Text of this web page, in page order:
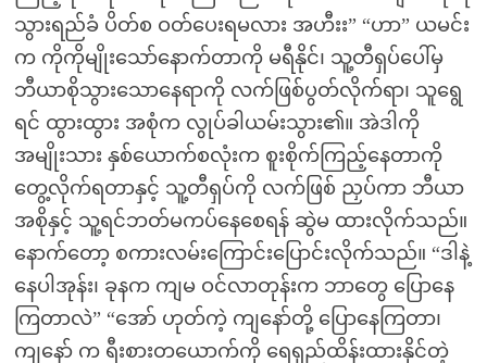
သွားရည်ခံ ပိတ်စ ဝတ်ပေးရမလား အဟီးး” “ဟာ” ယမင်း
က ကိုကိုမျိုးသော်နောက်တာကို မရီနိုင်၊ သူ့တီရှပ်ပေါ်မှ
ဘီယာစိုသွားသောနေရာကို လက်ဖြစ်ပွတ်လိုက်ရာ၊ သူရွေ
ရင် ထွားထွား အစုံက လွုပ်ခါယမ်းသွား၏။ အဲဒါကို
အမျိုးသား နှစ်ယောက်စလုံးက စူးစိုက်ကြည့်နေတာကို
တွေ့လိုက်ရတာနှင့် သူ့တီရှပ်ကို လက်ဖြစ် ညှပ်ကာ ဘီယာ
အစိုနှင့် သူ့ရင်ဘတ်မကပ်နေစေရန် ဆွဲမ ထားလိုက်သည်။
နောက်တော့ စကားလမ်းကြောင်းပြောင်းလိုက်သည်။ “ဒါနဲ့
နေပါအုန်း၊ ခုနက ကျမ ဝင်လာတုန်းက ဘာတွေ ပြောနေ
ကြတာလဲ” “အော် ဟုတ်ကဲ့ ကျနော်တို့ ပြောနေကြတာ၊
ကျနော် က ရီးစားတယောက်ကို ရေရှည်ထိန်းထားနိုင်တဲ့